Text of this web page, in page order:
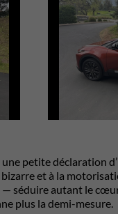
petite déclaration
et à la
séduire autant le
plus la demi-mesure.